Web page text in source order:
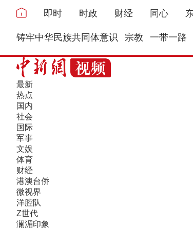
即时 时政 财经 同心
铸牢中华民族共同体意识 宗教 一带一路
最新
热点
国内
社会
国际
军事
文娱
体育
财经
港澳台侨
微视界
洋腔队
Z世代
澜湄印象